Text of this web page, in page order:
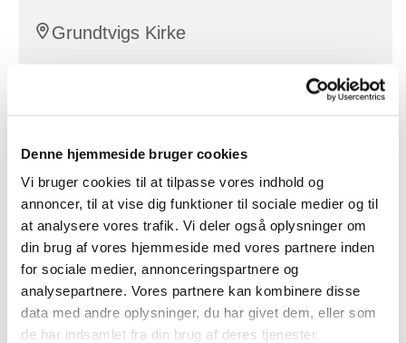
Denne hjemmeside bruger cookies
Vi bruger cookies til at tilpasse vores indhold og
annoncer, til at vise dig funktioner til sociale medier og til
at analysere vores trafik. Vi deler også oplysninger om
din brug af vores hjemmeside med vores partnere inden
for sociale medier, annonceringspartnere og
analysepartnere. Vores partnere kan kombinere disse
data med andre oplysninger, du har givet dem, eller som
de har indsamlet fra din brug af deres tjenester.
Grundtvigs Kirke
sognepræst Inge Lise Løkkegaard
Musikandagt hver onsdag er en halv times musikalsk
og eftertænksomt pusterum med orgelmusik,
refleksion og en fællessalme. Efter musikandagten
mødes vi til kirkekaffe.